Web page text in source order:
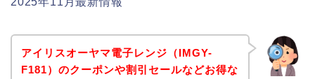
アイリスオーヤマ電子レンジ（IMGY-
F181）のクーポンや割引セールなどお得な